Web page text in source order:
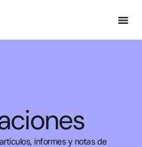
informes y notas de